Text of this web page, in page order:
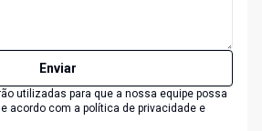
Enviar
utilizadas para que a nossa equipe possa
acordo com a política de privacidade e